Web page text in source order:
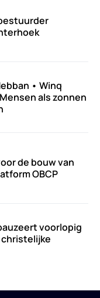
• Winq
als zonnen
de bouw van
OBCP
voorlopig
christelijke